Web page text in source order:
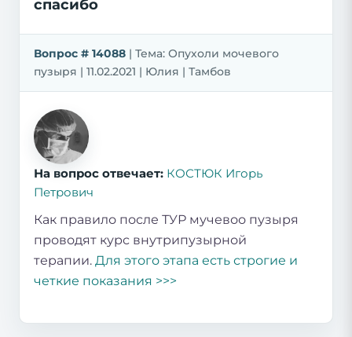
спасибо
Вопрос # 14088 | Тема: Опухоли мочевого
пузыря | 11.02.2021 | Юлия | Тамбов
На вопрос отвечает: КОСТЮК Игорь
Петрович
Как правило после ТУР мучевоо пузыря
проводят курс внутрипузырной
терапии. Для этого этапа есть строгие и
четкие показания >>>